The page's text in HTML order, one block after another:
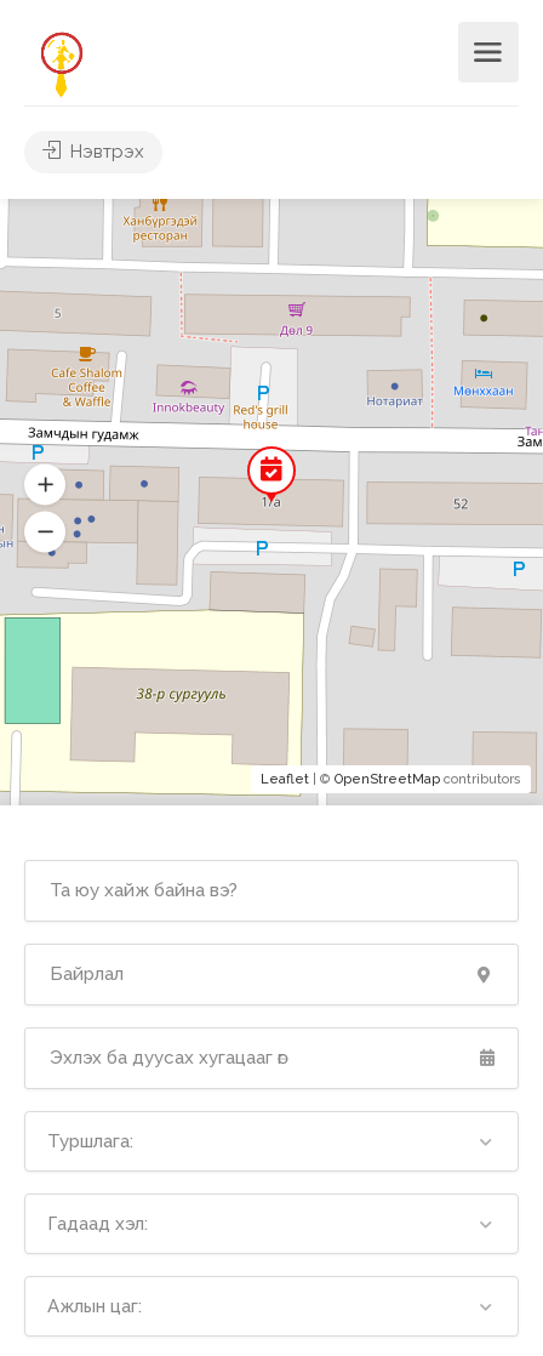
Нэвтрэх
Leaflet | © OpenStreetMap contributors
Туршлага:
Гадаад хэл:
Ажлын цаг: